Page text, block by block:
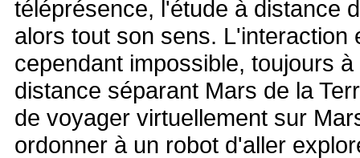
téléprésence, l'étude à distance
alors tout son sens. L'interaction
cependant impossible, toujours
distance séparant Mars de la
de voyager virtuellement sur
ordonner à un robot d'aller